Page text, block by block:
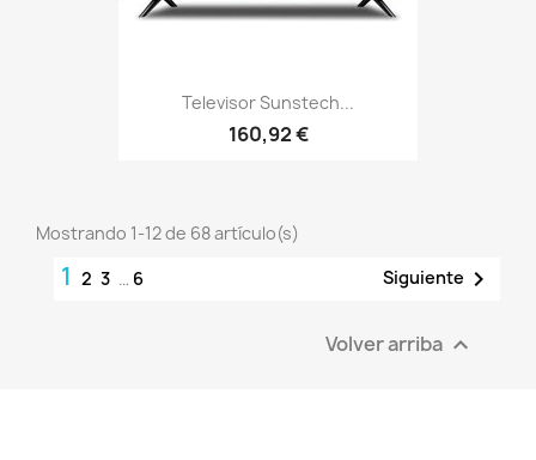
Televisor Sunstech...
160,92 €
Mostrando 1-12 de 68 artículo(s)
1 2 3 … 6 Siguiente 
Volver arriba 